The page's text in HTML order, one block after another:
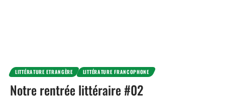
LITTÉRATURE ETRANGÈRE LITTÉRATURE FRANCOPHONE
Notre rentrée littéraire #02